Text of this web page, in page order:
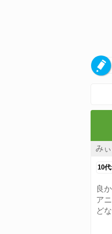
み
10
良
ア
ど